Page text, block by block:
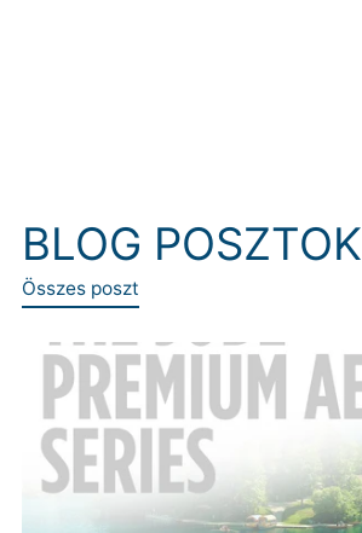
BLOG POSZTOK
Összes poszt